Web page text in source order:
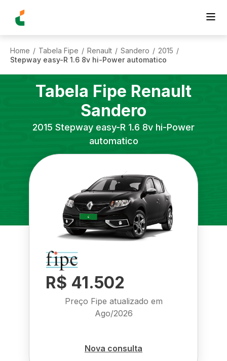
Home / Tabela Fipe / Renault / Sandero / 2015 /
Stepway easy-R 1.6 8v hi-Power automatico
Tabela Fipe Renault
Sandero
2015 Stepway easy-R 1.6 8v hi-Power
automatico
R$ 41.502
Preço Fipe atualizado em
Ago/2026
Nova consulta